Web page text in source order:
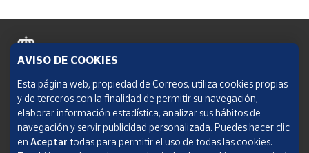
Política de cookies
Aviso legal
Condiciones del servicio
AVISO DE COOKIES
Esta página web, propiedad de Correos, utiliza cookies propias
y de terceros con la finalidad de permitir su navegación,
elaborar información estadística, analizar sus hábitos de
navegación y servir publicidad personalizada. Puedes hacer clic
en Aceptar todas para permitir el uso de todas las cookies.